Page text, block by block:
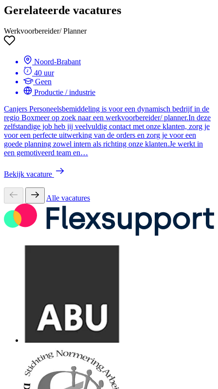
Gerelateerde vacatures
Werkvoorbereider/ Planner
Noord-Brabant
40 uur
Geen
Productie / industrie
Canjers Personeelsbemiddeling is voor een dynamisch bedrijf in de
regio Boxmeer op zoek naar een werkvoorbereider/ planner.In deze
zelfstandige job heb jij veelvuldig contact met onze klanten, zorg je
voor een perfecte uitwerking van de orders en zorg je voor een
goede planning zowel intern als richting onze klanten.Je werkt in
een gemotiveerd team en…
Bekijk vacature
Alle vacatures